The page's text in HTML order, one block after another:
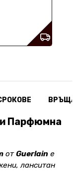
Парфюмна
отGuerlain е
ланситан